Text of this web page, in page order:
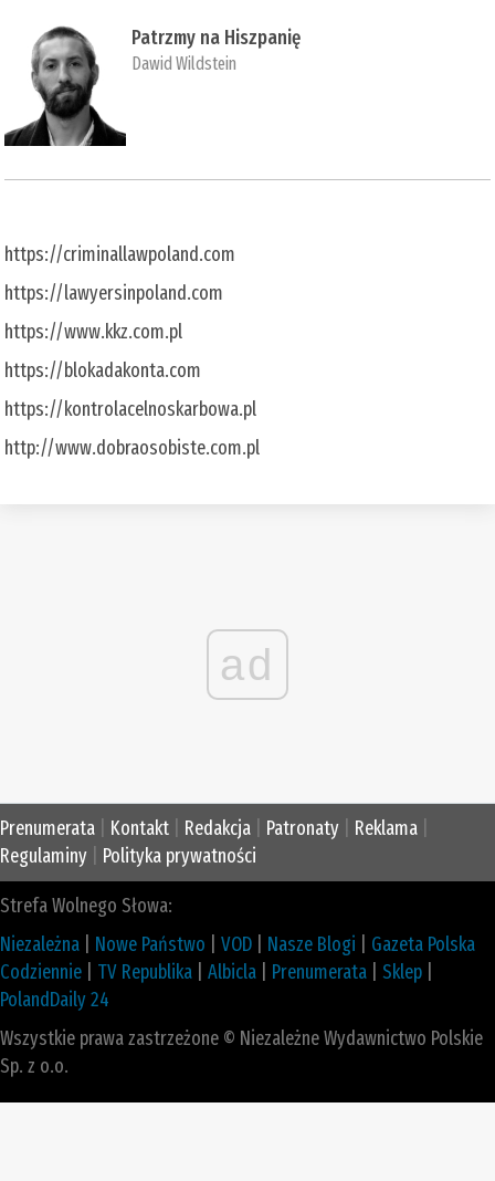
Patrzmy na Hiszpanię
Dawid Wildstein
https://criminallawpoland.com
https://lawyersinpoland.com
https://www.kkz.com.pl
https://blokadakonta.com
https://kontrolacelnoskarbowa.pl
http://www.dobraosobiste.com.pl
ad
Prenumerata Kontakt Redakcja Patronaty Reklama
Regulaminy
Polityka prywatności
Strefa Wolnego Słowa:
Niezależna
Nowe Państwo VOD Nasze Blogi
Gazeta Polska
Codziennie
TV Republika Albicla Prenumerata Sklep
PolandDaily 24
Wszystkie prawa zastrzeżone © Niezależne Wydawnictwo Polskie
Sp. z o.o.